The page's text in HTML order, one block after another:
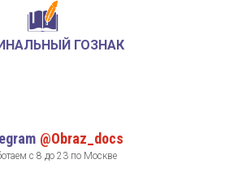
ГОЗНАК
@Obraz_docs
с 8 до 23 по Москве